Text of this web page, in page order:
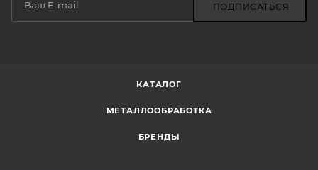
ПОДПИСАТЬСЯ
КАТАЛОГ
МЕТАЛЛООБРАБОТКА
БРЕНДЫ